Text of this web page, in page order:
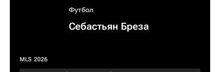
Футбол
Себастьян Бреза
MLS 2026